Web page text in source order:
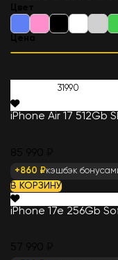
Sim+eSim
iPhone Air 17 512Gb
+860 ₽кэшбэк
В КОРЗИНУ
iPhone 17e 256Gb